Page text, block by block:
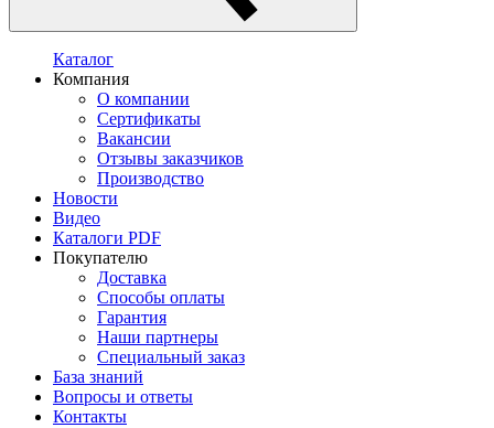
Каталог
Компания
О компании
Сертификаты
Вакансии
Отзывы заказчиков
Производство
Новости
Видео
Каталоги PDF
Покупателю
Доставка
Способы оплаты
Гарантия
Наши партнеры
Специальный заказ
База знаний
Вопросы и ответы
Контакты